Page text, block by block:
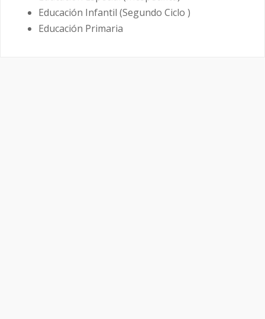
Educación Infantil (Segundo Ciclo )
Educación Primaria